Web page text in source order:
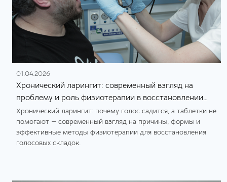
01.04.2026
Хронический ларингит: современный взгляд на
проблему и роль физиотерапии в восстановлении
голоса
Хронический ларингит: почему голос садится, а таблетки не
помогают — современный взгляд на причины, формы и
эффективные методы физиотерапии для восстановления
голосовых складок.